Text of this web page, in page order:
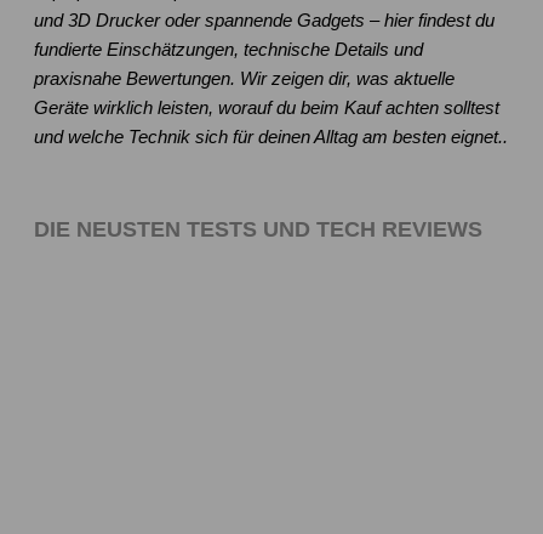
und 3D Drucker oder spannende Gadgets – hier findest du
fundierte Einschätzungen, technische Details und
praxisnahe Bewertungen. Wir zeigen dir, was aktuelle
Geräte wirklich leisten, worauf du beim Kauf achten solltest
und welche Technik sich für deinen Alltag am besten eignet..
DIE NEUSTEN TESTS UND TECH REVIEWS